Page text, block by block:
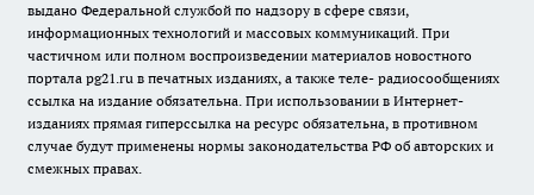
выдано Федеральной службой по надзору в сфере связи,
информационных технологий и массовых коммуникаций. При
частичном или полном воспроизведении материалов новостного
портала pg21.ru в печатных изданиях, а также теле- радиосообщениях
ссылка на издание обязательна. При использовании в Интернет-
изданиях прямая гиперссылка на ресурс обязательна, в противном
случае будут применены нормы законодательства РФ об авторских и
смежных правах.